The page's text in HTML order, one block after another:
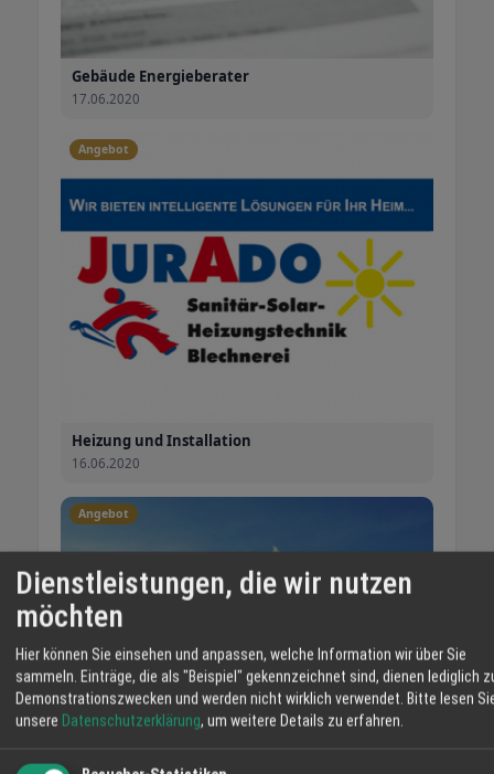
Gebäude Energieberater
17.06.2020
Angebot
Heizung und Installation
16.06.2020
Angebot
Dienstleistungen, die wir nutzen
möchten
Hier können Sie einsehen und anpassen, welche Information wir über Sie
sammeln. Einträge, die als "Beispiel" gekennzeichnet sind, dienen lediglich
Demonstrationszwecken und werden nicht wirklich verwendet. Bitte lesen
unsere Datenschutzerklärung, um weitere Details zu erfahren.